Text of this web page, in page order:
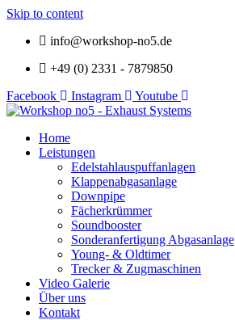
Skip to content
info@workshop-no5.de
+49 (0) 2331 - 7879850
Facebook
Instagram Youtube
Home
Leistungen
Edelstahlauspuffanlagen
Klappenabgasanlage
Downpipe
Fächerkrümmer
Soundbooster
Sonderanfertigung Abgasanlage
Young- & Oldtimer
Trecker & Zugmaschinen
Video Galerie
Über uns
Kontakt